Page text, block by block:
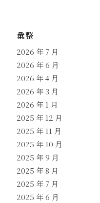
彙整
2026 年 7 月
2026 年 6 月
2026 年 4 月
2026 年 3 月
2026 年 1 月
2025 年 12 月
2025 年 11 月
2025 年 10 月
2025 年 9 月
2025 年 8 月
2025 年 7 月
2025 年 6 月